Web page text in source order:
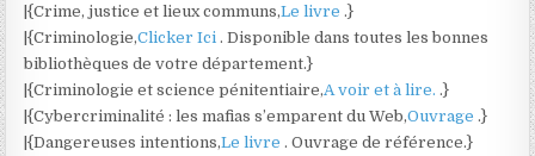
|{Crime, justice et lieux communs,Le livre .}
|{Criminologie,Clicker Ici . Disponible dans toutes les bonnes
bibliothèques de votre département.}
|{Criminologie et science pénitentiaire,A voir et à lire. .}
|{Cybercriminalité : les mafias s’emparent du Web,Ouvrage .}
|{Dangereuses intentions,Le livre . Ouvrage de référence.}